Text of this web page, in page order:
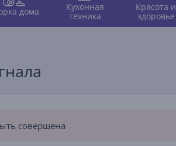
дома
Кухонная
техника
Красота и
здоровье
совершена